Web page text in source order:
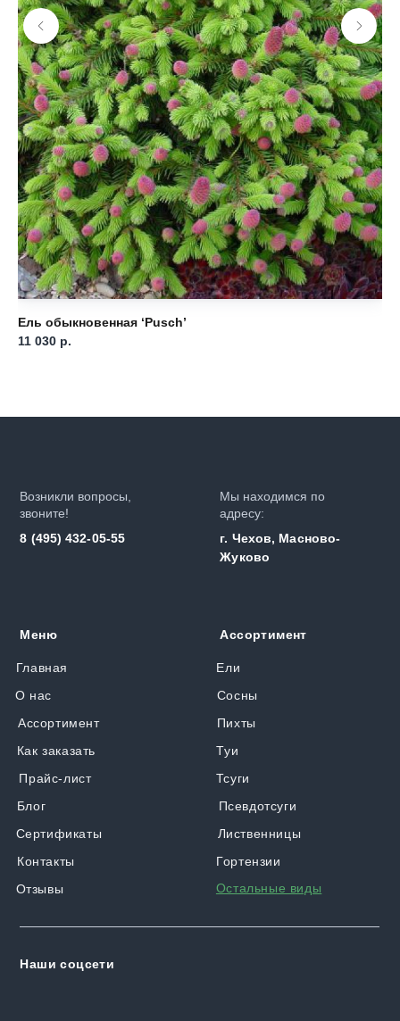
Ель обыкновенная ‘Pusch’
11 030 р.
Возникли вопросы,
звоните!
8 (495) 432-05-55
Мы находимся по
адресу:
г. Чехов, Масново-
Жуково
Главная
Меню
О нас
Ассортимент
Как заказать
Прайс-лист
Отзывы
Контакты
Ели
Ассортимент
Сосны
Пихты
Туи
Тсуги
Псевдотсуги
Лиственницы
Гортензии
Наши соцсети
Остальные виды
Блог
Сертификаты